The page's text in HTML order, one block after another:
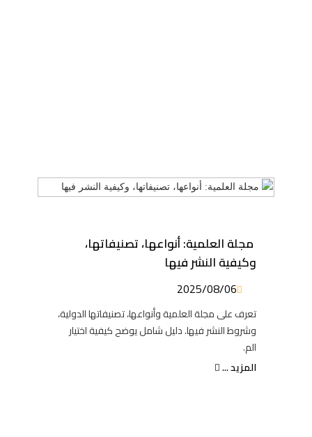
مجلة العلمية: أنواعها، تصنيفاتها،
وكيفية النشر فيها
2025/08/06
تعرف على مجلة العلمية وأنواعها، تصنيفاتها الدولية،
وشروط النشر فيها. دليل شامل يوضح كيفية اختيار
الم.
المزيد ...